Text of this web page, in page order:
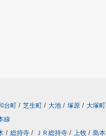
台町 / 芝生町 / 大池 / 塚原 / 大塚町
線
/ 総持寺 / ＪＲ総持寺 / 上牧 / 島本